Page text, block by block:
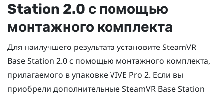
Station 2.0 с помощью
монтажного комплекта
Для наилучшего результата установите SteamVR
Base Station 2.0с помощью монтажного комплекта,
прилагаемого в упаковке VIVE Pro 2. Если вы
приобрели дополнительные SteamVR Base Station